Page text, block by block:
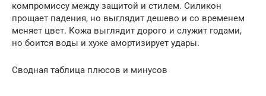
компромиссу между защитой и стилем. Силикон
прощает падения, но выглядит дешево и со временем
меняет цвет. Кожа выглядит дорого и служит годами,
но боится воды и хуже амортизирует удары.
Сводная таблица плюсов и минусов